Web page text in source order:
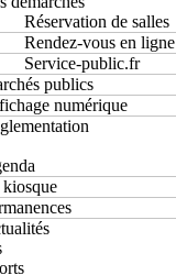
Réservation de salles
Rendez-vous en ligne
Service-public.fr
publics
numérique